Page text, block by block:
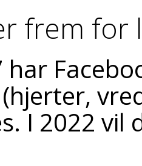
frem for
har
I 2022 vil